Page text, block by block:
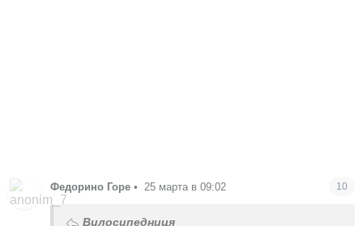
Федорино Горе • 25 марта в 09:02 10
Вилосипедниця